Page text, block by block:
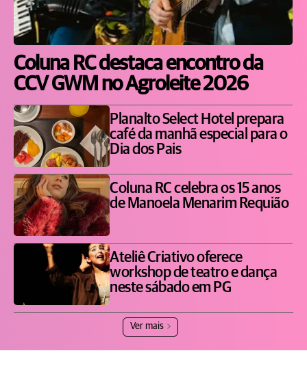
Coluna RC destaca encontro da
CCV GWM no Agroleite 2026
Planalto Select Hotel prepara
café da manhã especial para o
Dia dos Pais
Coluna RC celebra os 15 anos
de Manoela Menarim Requião
Ateliê Criativo oferece
workshop de teatro e dança
neste sábado em PG
Ver mais